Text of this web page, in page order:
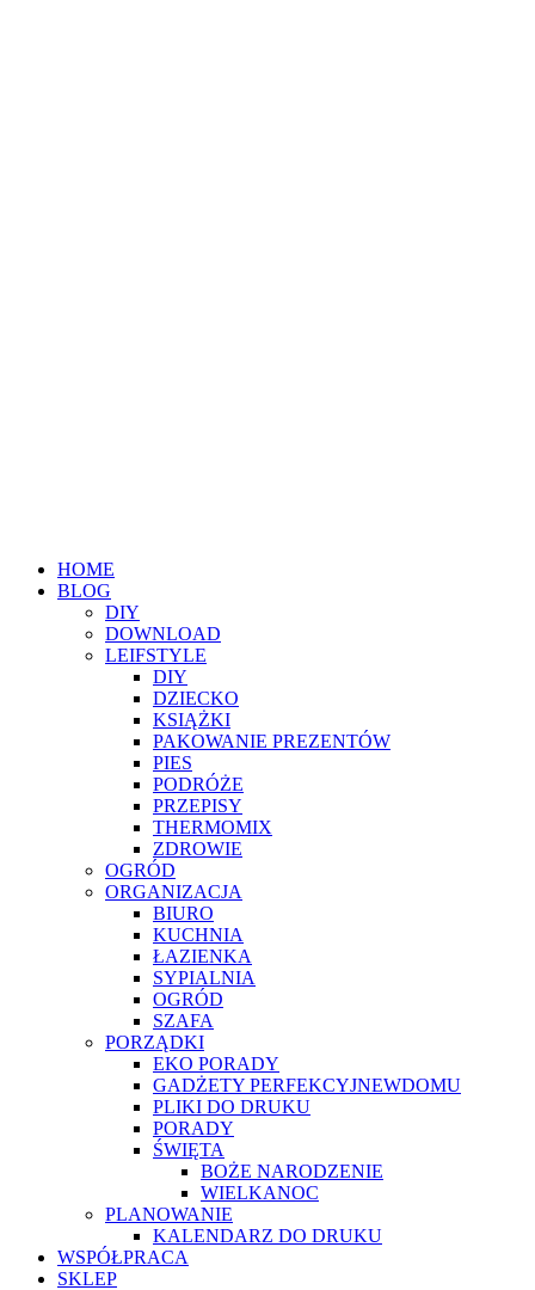
HOME
BLOG
DIY
DOWNLOAD
LEIFSTYLE
DIY
DZIECKO
KSIĄŻKI
PAKOWANIE PREZENTÓW
PIES
PODRÓŻE
PRZEPISY
THERMOMIX
ZDROWIE
OGRÓD
ORGANIZACJA
BIURO
KUCHNIA
ŁAZIENKA
SYPIALNIA
OGRÓD
SZAFA
PORZĄDKI
EKO PORADY
GADŻETY PERFEKCYJNEWDOMU
PLIKI DO DRUKU
PORADY
ŚWIĘTA
BOŻE NARODZENIE
WIELKANOC
PLANOWANIE
KALENDARZ DO DRUKU
WSPÓŁPRACA
SKLEP